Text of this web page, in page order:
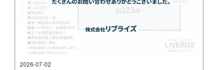
2026-07-02